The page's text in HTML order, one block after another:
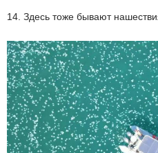
14. Здесь тоже бывают